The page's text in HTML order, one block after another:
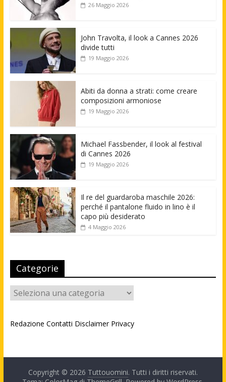
26 Maggio 2026
John Travolta, il look a Cannes 2026
divide tutti
19 Maggio 2026
Abiti da donna a strati: come creare
composizioni armoniose
19 Maggio 2026
Michael Fassbender, il look al festival
di Cannes 2026
19 Maggio 2026
Il re del guardaroba maschile 2026:
perché il pantalone fluido in lino è il
capo più desiderato
4 Maggio 2026
Categorie
Categorie
Redazione Contatti Disclaimer Privacy
Copyright © 2026 Tuttouomini. Tutti i diritti riservati.